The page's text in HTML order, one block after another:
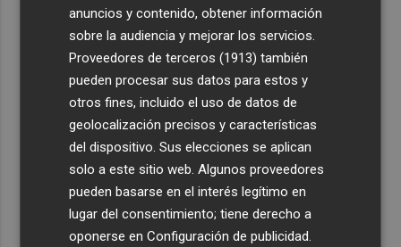
anuncios y contenido, obtener información
sobre la audiencia y mejorar los servicios.
Proveedores de terceros (1913) también
pueden procesar sus datos para estos y
otros fines, incluido el uso de datos de
geolocalización precisos y características
del dispositivo. Sus elecciones se aplican
solo a este sitio web. Algunos proveedores
pueden basarse en el interés legítimo en
lugar del consentimiento; tiene derecho a
oponerse enConfiguración de publicidad.